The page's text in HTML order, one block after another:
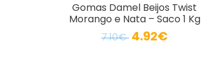
Gomas Damel Beijos Twist
Morango e Nata – Saco 1 Kg
7.10€ 4.92€